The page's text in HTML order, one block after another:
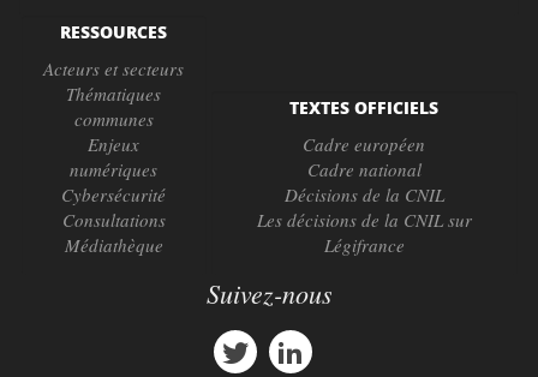
RESSOURCES
Acteurs et secteurs
Thématiques
communes
Enjeux
numériques
Cybersécurité
Consultations
Médiathèque
TEXTES OFFICIELS
Cadre européen
Cadre national
Décisions de la CNIL
Les décisions de la CNIL sur
Légifrance
Suivez-nous